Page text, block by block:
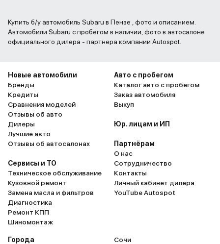
Купить б/у автомобиль Subaru в Пензе , фото и описанием.
Автомобили Subaru с пробегом в наличии, фото в автосалоне
официального дилера - партнера компании Autospot.
Новые автомобили
Бренды
Кредиты
Сравнения моделей
Отзывы об авто
Дилеры
Лучшие авто
Отзывы об автосалонах
Сервисы и ТО
Техническое обслуживание
Кузовной ремонт
Замена масла и фильтров
Диагностика
Ремонт КПП
Шиномонтаж
Авто с пробегом
Каталог авто с пробегом
Заказ автомобиля
Выкуп
Юр. лицам и ИП
Партнёрам
О нас
Сотрудничество
Контакты
Личный кабинет дилера
YouTube Autospot
Города
Сочи